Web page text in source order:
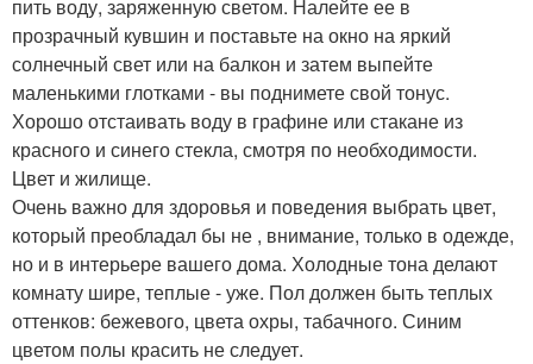
пить воду, заряженную светом. Налейте ее в
прозрачный кувшин и поставьте на окно на яркий
солнечный свет или на балкон и затем выпейте
маленькими глотками - вы поднимете свой тонус.
Хорошо отстаивать воду в графине или стакане из
красного и синего стекла, смотря по необходимости.
Цвет и жилище.
Очень важно для здоровья и поведения выбрать цвет,
который преобладал бы не , внимание, только в одежде,
но и в интерьере вашего дома. Холодные тона делают
комнату шире, теплые - уже. Пол должен быть теплых
оттенков: бежевого, цвета охры, табачного. Синим
цветом полы красить не следует.